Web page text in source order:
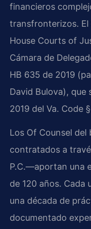
financieros
transfronterizos. El
House Courts of
Cámara de
HB 635 de 2019
David Bulova),
2019 del Va. Code
Los Of Counsel
contratados a
P.C.—aportan una
de 120 años. Cada
una década de
documentado